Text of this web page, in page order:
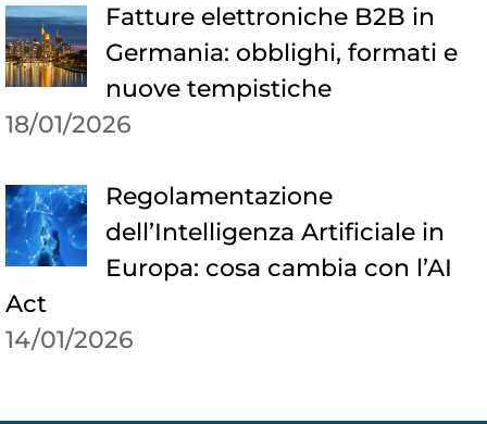
Fatture elettroniche B2B in
Germania: obblighi, formati e
nuove tempistiche
18/01/2026
Regolamentazione
dell’Intelligenza Artificiale in
Europa: cosa cambia con l’AI
Act
14/01/2026